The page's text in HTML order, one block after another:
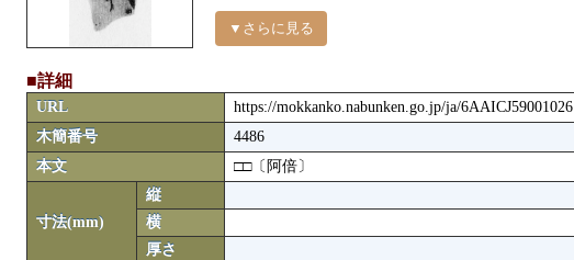
▼さらに見る
■詳細
URL
https://mokkanko.nabunken.go.jp/ja/6AAICJ59001026
木簡番号
4486
本文
□□〔阿倍〕
寸法(mm)
縦
横
厚さ